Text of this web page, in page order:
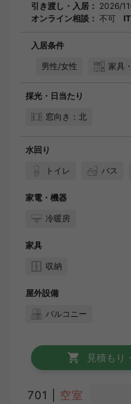
引き渡し・入居： 2026/
オンライン相談： 不可
入居条件
男性/女性
家具
採光・日当たり
窓向き：北
水回り
トイレ
バス
家電・機器
冷暖房
家具
収納
屋外設備
バルコニー
見積もり
701 | 空室